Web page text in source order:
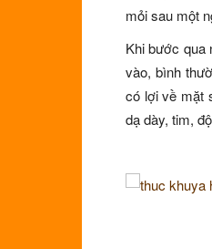
mỏi sau một
Khi bước qua
vào, bình
có lợi về mặt
dạ dày, tim,